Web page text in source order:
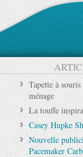
Tapette à
ménage
La touffe
Casey Hupke
Nouvelle
Pacemaker